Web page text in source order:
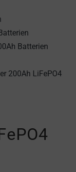
Batterien
200Ah LiFePO4